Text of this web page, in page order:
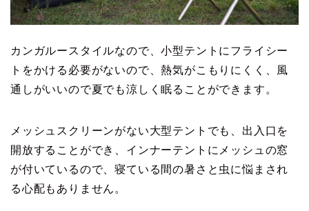
カンガルースタイルなので、小型テントにフライシー
トをかける必要がないので、熱気がこもりにくく、風
通しがいいので夏でも涼しく眠ることができます。
メッシュスクリーンがない大型テントでも、出入口を
開放することができ、インナーテントにメッシュの窓
が付いているので、寝ている間の暑さと虫に悩まされ
る心配もありません。